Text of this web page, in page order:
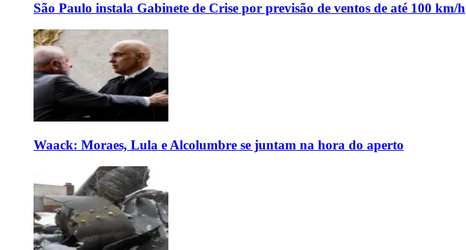
São Paulo instala Gabinete de Crise por previsão de ventos de até 100 km/h
Waack: Moraes, Lula e Alcolumbre se juntam na hora do aperto